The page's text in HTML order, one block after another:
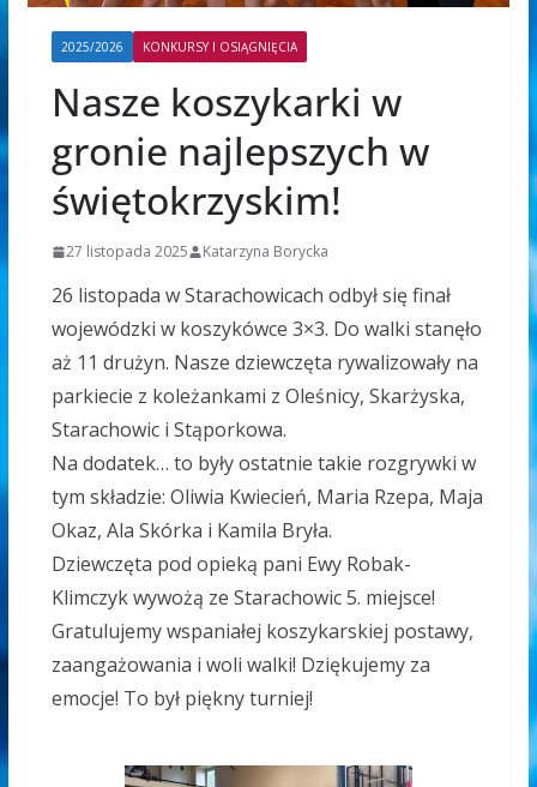
2025/2026 KONKURSY I OSIĄGNIĘCIA
Nasze koszykarki w
gronie najlepszych w
świętokrzyskim!
27 listopada 2025 Katarzyna Borycka
26 listopada w Starachowicach odbył się finał
wojewódzki w koszykówce 3×3. Do walki stanęło
aż 11 drużyn. Nasze dziewczęta rywalizowały na
parkiecie z koleżankami z Oleśnicy, Skarżyska,
Starachowic i Stąporkowa.
Na dodatek… to były ostatnie takie rozgrywki w
tym składzie: Oliwia Kwiecień, Maria Rzepa, Maja
Okaz, Ala Skórka i Kamila Bryła.
Dziewczęta pod opieką pani Ewy Robak-
Klimczyk wywożą ze Starachowic 5. miejsce!
Gratulujemy wspaniałej koszykarskiej postawy,
zaangażowania i woli walki! Dziękujemy za
emocje! To był piękny turniej!